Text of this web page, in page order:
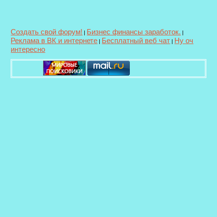
Создать свой форум! | Бизнес финансы заработок. |
Реклама в ВК и интернете | Бесплатный веб чат | Ну оч
интересно